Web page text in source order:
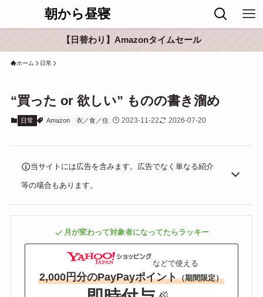
朝から昼寝
【日替わり】Amazonタイムセール
ホーム 日常
“買った or 欲しい” ものの書き溜め
日常 Amazon 衣／食／住 2023-11-22 2026-07-20
当サイトには広告を含みます。広告でなく単なる紹介
等の場合もあります。
月が変わって対象者になってたらラッキー
などで使える
2,000円分のPayPayポイント（期間限定）